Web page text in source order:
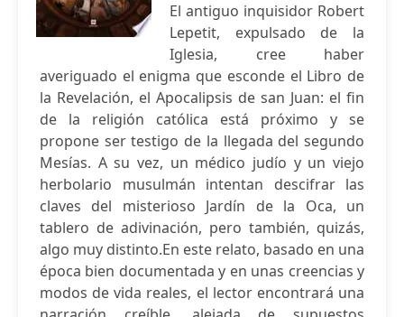
El antiguo inquisidor Robert
Lepetit, expulsado de la
Iglesia, cree haber
averiguado el enigma que esconde el Libro de
la Revelación, el Apocalipsis de san Juan: el fin
de la religión católica está próximo y se
propone ser testigo de la llegada del segundo
Mesías. A su vez, un médico judío y un viejo
herbolario musulmán intentan descifrar las
claves del misterioso Jardín de la Oca, un
tablero de adivinación, pero también, quizás,
algo muy distinto.En este relato, basado en una
época bien documentada y en unas creencias y
modos de vida reales, el lector encontrará una